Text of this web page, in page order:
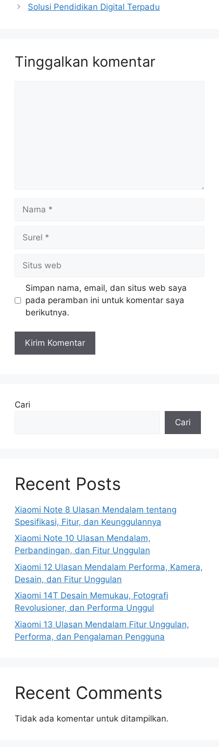
Solusi Pendidikan Digital Terpadu
Tinggalkan komentar
Nama
Surel
Situs
web
Simpan nama, email, dan situs web saya
pada peramban ini untuk komentar saya
berikutnya.
Cari
Cari
Recent Posts
Xiaomi Note 8 Ulasan Mendalam tentang
Spesifikasi, Fitur, dan Keunggulannya
Xiaomi Note 10 Ulasan Mendalam,
Perbandingan, dan Fitur Unggulan
Xiaomi 12 Ulasan Mendalam Performa, Kamera,
Desain, dan Fitur Unggulan
Xiaomi 14T Desain Memukau, Fotografi
Revolusioner, dan Performa Unggul
Xiaomi 13 Ulasan Mendalam Fitur Unggulan,
Performa, dan Pengalaman Pengguna
Recent Comments
Tidak ada komentar untuk ditampilkan.